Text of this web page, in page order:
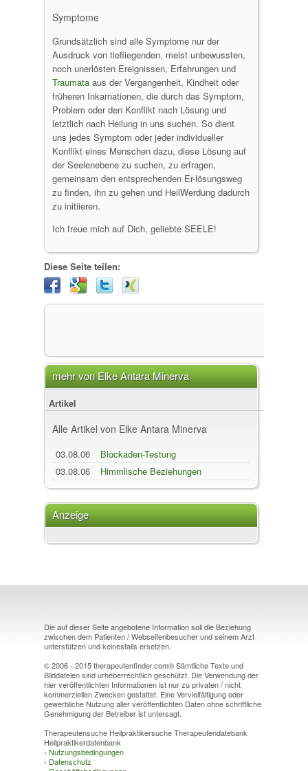
Symptome
Grundsätzlich sind alle Symptome nur der
Ausdruck von tiefliegenden, meist unbewussten,
noch unerlösten Ereignissen, Erfahrungen und
Traumata aus der Vergangenheit, Kindheit oder
früheren Inkarnationen, die durch das Symptom,
Problem oder den Konflikt nach Lösung und
letztlich nach Heilung in uns suchen. So dient
uns jedes Symptom oder jeder individueller
Konflikt eines Menschen dazu, diese Lösung auf
der Seelenebene zu suchen, zu erfragen,
gemeinsam den entsprechenden Er-lösungsweg
zu finden, ihn zu gehen und HeilWerdung dadurch
zu initiieren.
Ich freue mich auf Dich, geliebte SEELE!
Diese Seite teilen:
mehr von Elke Antara Minerva
Artikel
Alle Artikel von Elke Antara Minerva
03.08.06
Blockaden-Testung
Transformations-Techn...
03.08.06 Himmlische Beziehungen
Anzeige
Die auf dieser Seite angebotene Information soll die Beziehung
zwischen dem Patienten / Webseitenbesucher und seinem Arzt
unterstützen und keinesfalls ersetzen.
© 2006 - 2015 therapeutenfinder.com® Sämtliche Texte und
Bilddateien sind urheberrechtlich geschützt. Die Verwendung der
hier veröffentlichten Informationen ist nur zu privaten / nicht
kommerziellen Zwecken gestattet. Eine Vervielfältigung oder
gewerbliche Nutzung aller veröffentlichten Daten ohne schriftliche
Genehmigung der Betreiber ist untersagt.
Therapeutensuche Heilpraktikersuche Therapeutendatebank
Heilpraktikerdatenbank
› Nutzungsbedingungen
› Datenschutz